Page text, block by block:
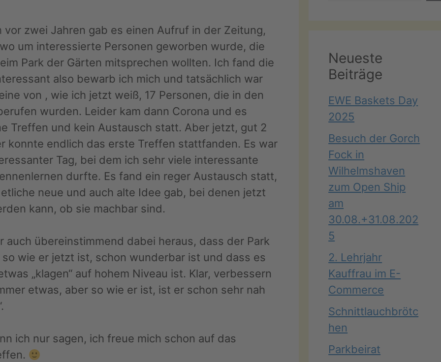
vor zwei Jahren gab es einen Aufruf in der Zeitung,
um interessierte Personen geworben wurde, die
Park der Gärten mitsprechen wollten. Ich fand die
also bewarb ich mich und tatsächlich war
von , wie ich jetzt weiß, 17 Personen, die in den
wurden. Leider kam dann Corona und es
Treffen und kein Austausch statt. Aber jetzt, gut 2
konnte endlich das erste Treffen stattfanden. Es war
Tag, bei dem ich sehr viele interessante
durfte. Es fand ein reger Austausch statt,
neue und auch alte Idee gab, bei denen jetzt
kann, ob sie machbar sind.
auch übereinstimmend dabei heraus, dass der Park
so wie er jetzt ist, schon wunderbar ist und dass es
„klagen“ auf hohem Niveau ist. Klar, verbessern
etwas, aber so wie er ist, ist er schon sehr nah
ich nur sagen, ich freue mich schon auf das
Neueste
Beiträge
EWE Baskets Day
2025
Besuch der Gorch
Fock in
Wilhelmshaven
zum Open Ship
am
30.08.+31.08.202
5
2. Lehrjahr
Kauffrau im E-
Commerce
Schnittlauchbrötc
hen
Parkbeirat